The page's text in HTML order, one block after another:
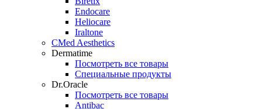
Endocare
Heliocare
Iraltone
CMed Aesthetics
Dermatime
Посмотреть все товары
Специальные продукты
Dr.Oracle
Посмотреть все товары
Antibac